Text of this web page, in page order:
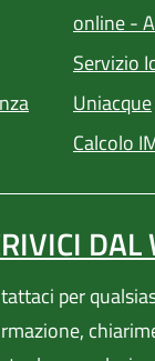
(apre in un'altra
online -
Servizio
Uniacque
Calcolo
in un'altra
DAL
per